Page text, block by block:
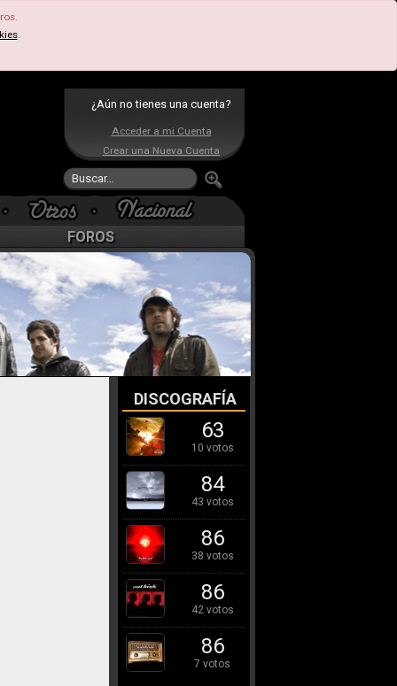
.
¿Aún no tienes una cuenta?
Acceder a mi Cuenta
Crear una Nueva Cuenta
FOROS
DISCOGRAFÍA
63
10 votos
84
43 votos
86
38 votos
86
42 votos
86
7 votos